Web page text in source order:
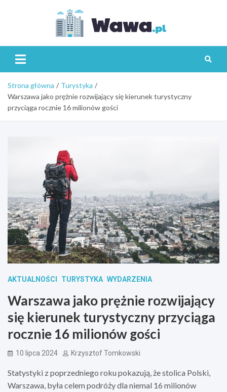
Strona główna
Turystyka
Warszawa jako prężnie rozwijający się kierunek turystyczny
przyciąga rocznie 16 milionów gości
AKTUALNOŚCI TURYSTYKA WYDARZENIA
Warszawa jako prężnie rozwijający
się kierunek turystyczny przyciąga
rocznie 16 milionów gości
10 lipca 2024 Krzysztof Tomkowski
Statystyki z poprzedniego roku pokazują, że stolica Polski,
Warszawa, była celem podróży dla niemal 16 milionów